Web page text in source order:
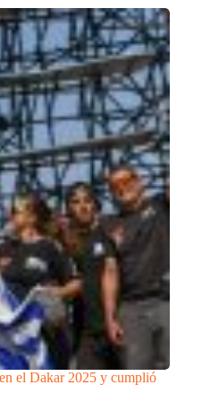
el Dakar 2025 y cumplió